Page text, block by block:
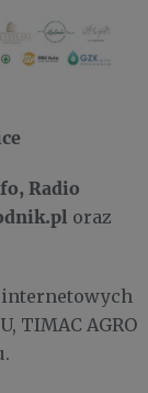
Radio
oraz
internetowych
TIMAC AGRO